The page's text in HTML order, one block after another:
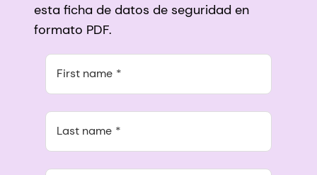
esta ficha de datos de seguridad en
formato PDF.
First name
Last name